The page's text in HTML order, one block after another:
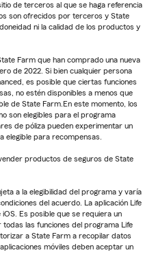
de terceros al que se haga referencia
son ofrecidos por terceros y State
ni la calidad de los productos y
Farm que han comprado una nueva
de 2022. Si bien cualquier persona
es posible que ciertas funciones
no estén disponibles a menos que
de State Farm.En este momento, los
son elegibles para el programa
de póliza pueden experimentar un
elegible para recompensas.
productos de seguros de State
a la elegibilidad del programa y varía
del acuerdo. La aplicación Life
Es posible que se requiera un
las funciones del programa Life
a State Farm a recopilar datos
móviles deben aceptar un